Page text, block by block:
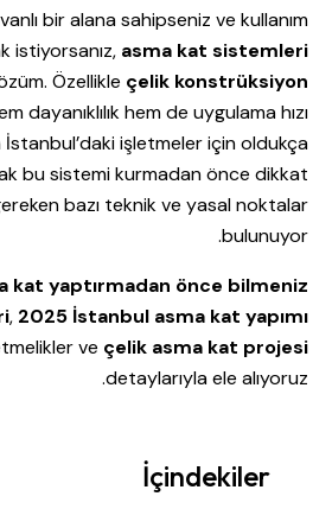
bir alana sahipseniz ve kullanım
istiyorsanız, asma kat sistemleri
Özellikle çelik konstrüksiyon
dayanıklılık hem de uygulama hızı
İstanbul’daki işletmeler için oldukça
bu sistemi kurmadan önce dikkat
bazı teknik ve yasal noktalar
bulunuyor.
kat yaptırmadan önce bilmeniz
, 2025 İstanbul asma kat yapımı
ve çelik asma kat projesi
detaylarıyla ele alıyoruz.
İçindekiler